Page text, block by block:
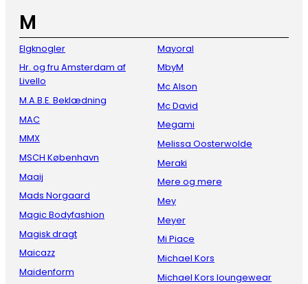
M
Elgknogler
Hr. og fru Amsterdam af
Livello
M.A.B.E. Beklædning
MAC
MMX
MSCH København
Maaij
Mads Norgaard
Magic Bodyfashion
Magisk dragt
Maicazz
Maidenform
Mayoral
MbyM
Mc Alson
Mc David
Megami
Melissa Oosterwolde
Meraki
Mere og mere
Mey
Meyer
Mi Piace
Michael Kors
Michael Kors loungewear